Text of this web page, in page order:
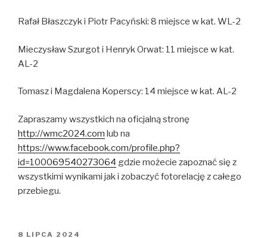
Rafał Błaszczyk i Piotr Pacyński: 8 miejsce w kat. WL-2
Mieczysław Szurgot i Henryk Orwat: 11 miejsce w kat.
AL-2
Tomasz i Magdalena Koperscy: 14 miejsce w kat. AL-2
Zapraszamy wszystkich na oficjalną stronę
http://wmc2024.com lub na
https://www.facebook.com/profile.php?
id=100069540273064 gdzie możecie zapoznać się z
wszystkimi wynikami jak i zobaczyć fotorelację z całego
przebiegu.
OPUBLIKOWANE
8 LIPCA 2024